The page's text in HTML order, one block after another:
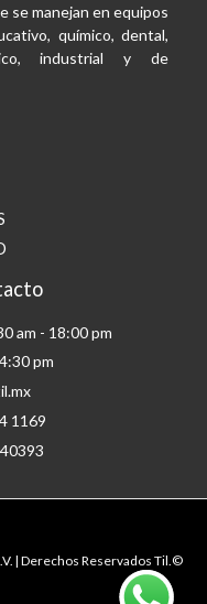
se manejan en equipos
químico, dental,
industrial y de
am - 18:00 pm
pm
1169
| Derechos Reservados Til.©